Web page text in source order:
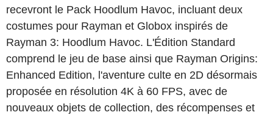
recevront le Pack Hoodlum Havoc, incluant deux
costumes pour Rayman et Globox inspirés de
Rayman 3: Hoodlum Havoc. L'Édition Standard
comprend le jeu de base ainsi que Rayman Origins:
Enhanced Edition, l'aventure culte en 2D désormais
proposée en résolution 4K à 60 FPS, avec de
nouveaux objets de collection, des récompenses et